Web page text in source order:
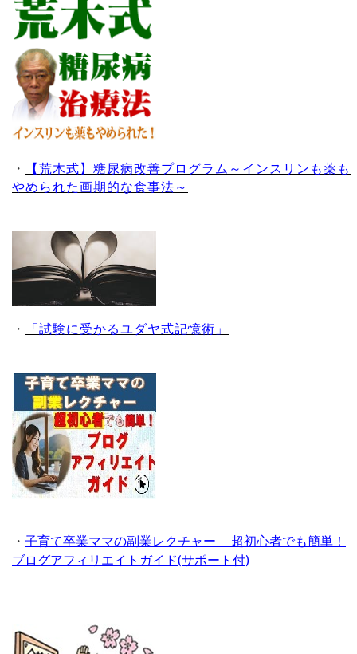
・
【荒木式】糖尿病改善プログラム～インスリンも薬も
やめられた画期的な食事法～
・ 「試験に受かるユダヤ式記憶術」
・ 子育て卒業ママの副業レクチャー 超初心者でも簡単！
ブログアフィリエイトガイド(サポート付)